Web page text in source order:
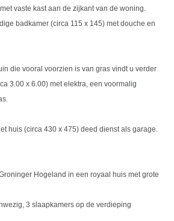
vaste kast aan de zijkant van de woning.
badkamer (circa 115 x 145) met douche en
die vooral voorzien is van gras vindt u verder
3.00 x 6.00) met elektra, een voormalig
huis (circa 430 x 475) deed dienst als garage.
Hogeland in een royaal huis met grote
3 slaapkamers op de verdieping